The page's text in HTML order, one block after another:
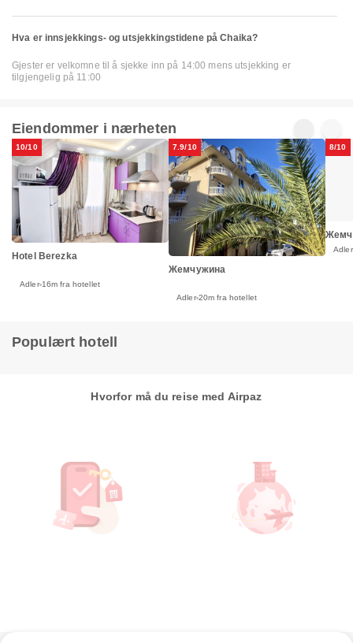
Hva er innsjekkings- og utsjekkingstidene på Chaika?
Gjester er velkomne til å sjekke inn på 14:00 mens utsjekking er
tilgjengelig på 11:00
Eiendommer i nærheten
10/10
Hotel Berezka
Adler 16m fra hotellet
7.9/10
Жемчужина
Adler 20m fra hotellet
8/10
Adler
Populært hotell
Hvorfor må du reise med Airpaz